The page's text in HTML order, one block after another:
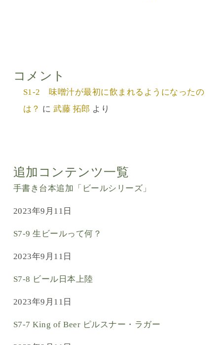
コメント
S1-2 味噌汁が最初に飲まれるようになったの
は？ に武藤 拓郎 より
追加コンテンツ一覧
手書き台本追加「ビールシリーズ」
2023年9月11日
S7-9 生ビールって何？
2023年9月11日
S7-8 ビール日本上陸
2023年9月11日
S7-7 King of Beer ピルスナー・ラガー